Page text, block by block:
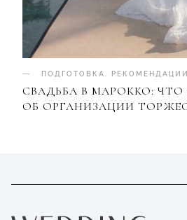
ПОДГОТОВКА. РЕКОМЕНДАЦИИ
СВАДЬБА В МАРОККО:
ОБ ОРГАНИЗАЦИИ